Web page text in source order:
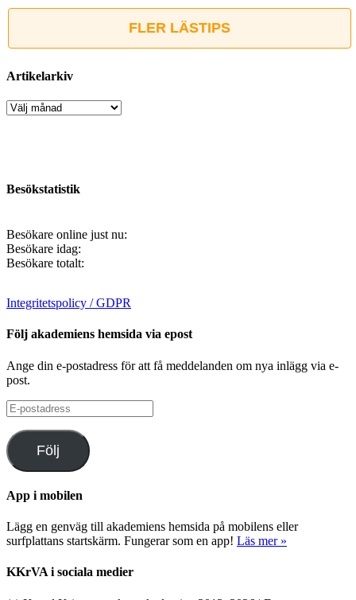
FLER LÄSTIPS
Artikelarkiv
Artikelarkiv
Besökstatistik
Besökare online just nu:
Besökare idag:
Besökare totalt:
Integritetspolicy / GDPR
Följ akademiens hemsida via epost
Ange din e-postadress för att få meddelanden om nya inlägg via e-
post.
E-
postadress
Följ
App i mobilen
Lägg en genväg till akademiens hemsida på mobilens eller
surfplattans startskärm. Fungerar som en app! Läs mer »
KKrVA i sociala medier